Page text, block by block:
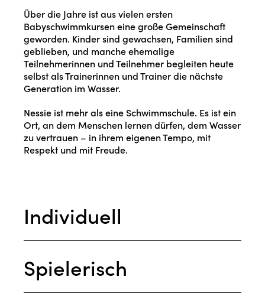
Über die Jahre ist aus vielen ersten
Babyschwimmkursen eine große Gemeinschaft
geworden. Kinder sind gewachsen, Familien sind
geblieben, und manche ehemalige
Teilnehmerinnen und Teilnehmer begleiten heute
selbst als Trainerinnen und Trainer die nächste
Generation im Wasser.
Nessie ist mehr als eine Schwimmschule. Es ist ein
Ort, an dem Menschen lernen dürfen, dem Wasser
zu vertrauen – in ihrem eigenen Tempo, mit
Respekt und mit Freude.
Individuell
Spielerisch